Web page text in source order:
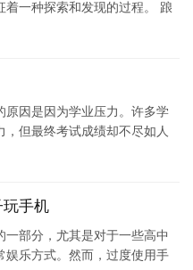
一种探索和发现的过程。 踉
原因是因为学业压力。许多学
但最终考试成绩却不尽如人
手机
部分，尤其是对于一些高中
娱乐方式。然而，过度使用手